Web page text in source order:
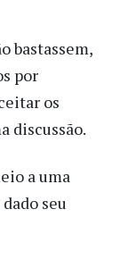
bastassem,
por
os
discussão.
a uma
seu